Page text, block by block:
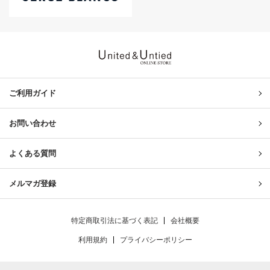
ご利用ガイド
お問い合わせ
よくある質問
メルマガ登録
特定商取引法に基づく表記 会社概要
利用規約 プライバシーポリシー